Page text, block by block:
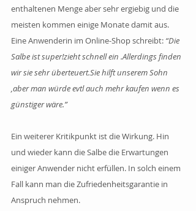
enthaltenen Menge aber sehr ergiebig und die
meisten kommen einige Monate damit aus.
Eine Anwenderin im Online-Shop schreibt: “Die
Salbe ist super!zieht schnell ein .Allerdings finden
wir sie sehr überteuert.Sie hilft unserem Sohn
,aber man würde evtl auch mehr kaufen wenn es
günstiger wäre.”
Ein weiterer Kritikpunkt ist die Wirkung. Hin
und wieder kann die Salbe die Erwartungen
einiger Anwender nicht erfüllen. In solch einem
Fall kann man die Zufriedenheitsgarantie in
Anspruch nehmen.